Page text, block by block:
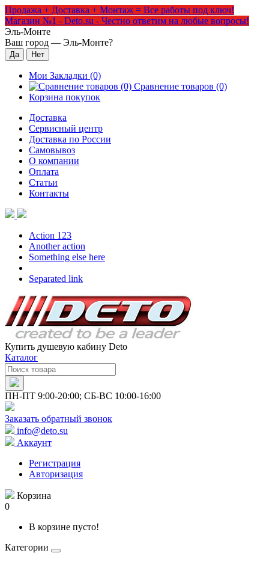
Продажа + Доставка + Монтаж = Все работы под ключ!
Магазин №1 - Deto.su - Честно ответим на любые вопросы!
Эль-Монте
Ваш город — Эль-Монте?
Мои Закладки (0)
Сравнение товаров (0)
Корзина покупок
Доставка
Сервисный центр
Доставка по России
Самовывоз
О компании
Оплата
Статьи
Контакты
Action 123
Another action
Something else here
Separated link
Купить душевую кабину Deto
Каталог
ПН-ПТ 9:00-20:00; СБ-ВС 10:00-16:00
Заказать обратный звонок
info@deto.su
Аккаунт
Регистрация
Авторизация
Корзина
0
В корзине пусто!
Категории